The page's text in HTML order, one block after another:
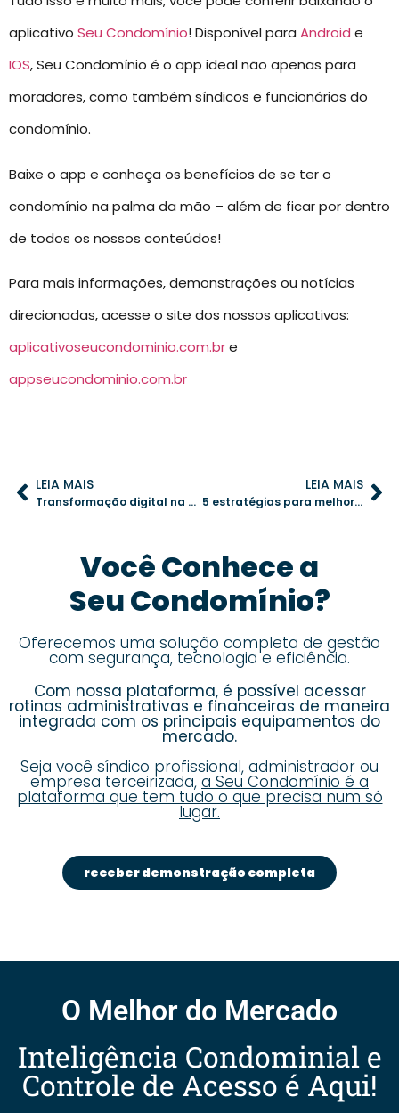
aplicativo Seu Condomínio! Disponível para Android e
IOS, Seu Condomínio é o app ideal não apenas para
moradores, como também síndicos e funcionários do
condomínio.
Baixe o app e conheça os benefícios de se ter o
condomínio na palma da mão – além de ficar por dentro
de todos os nossos conteúdos!
Para mais informações, demonstrações ou notícias
direcionadas, acesse o site dos nossos aplicativos:
aplicativoseucondominio.com.bre
appseucondominio.com.br
LEIA MAIS
Transformação digital na gestão condominial: como um aplicativo para condomínio pode fazer a diferença
LEIA MAIS
5 estratégias para melhorar a qualidade do ar no condomínio e garantir mais saúde
Você Conhece a
Seu Condomínio?
Oferecemos uma solução completa de gestão
com segurança, tecnologia e eficiência.
Com nossa plataforma, é possível acessar
rotinas administrativas e financeiras de maneira
integrada com os principais equipamentos do
mercado.
Seja você síndico profissional, administrador ou
empresa terceirizada, a Seu Condomínio é a
plataforma que tem tudo o que precisa num só
lugar.
receber demonstração completa
O Melhor do Mercado
Inteligência Condominial e
Controle de Acesso é Aqui!